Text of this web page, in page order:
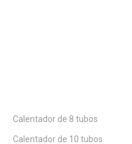
Calentador de 8 tubos
Calentador de 10 tubos